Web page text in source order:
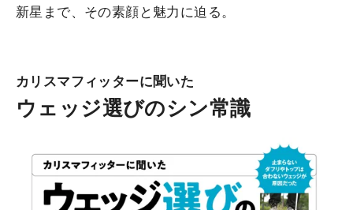
新星まで、その素顔と魅力に迫る。
カリスマフィッターに聞いた
ウェッジ選びのシン常識